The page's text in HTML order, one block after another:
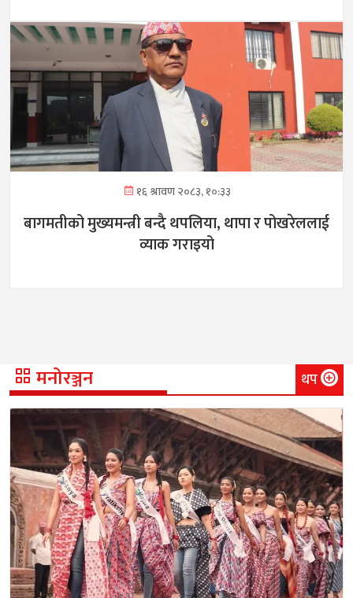
१६ श्रावण २०८३, १०:३३
बागमतीको मुख्यमन्त्री बन्दै थपलिया, थापा र पोखरेललाई
व्याक गराइयो
मनोरञ्जन थप